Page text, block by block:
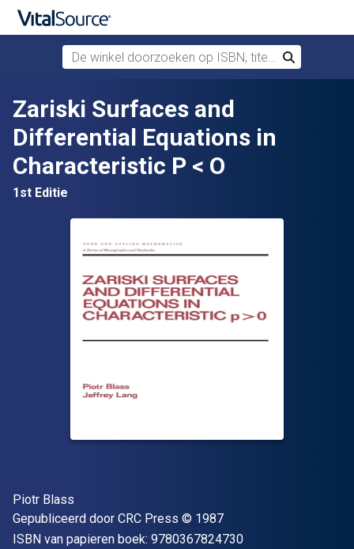
Verdergaan naar belangrijkste inhoud
De winkel doorzoeken op ISBN, titel of auteur
Zoek
Zariski Surfaces and
Differential Equations in
Characteristic P < O
1st Editie
Auteur(s)
Piotr Blass
Uitgever
Gepubliceerd door CRC Press Copyright
© 1987
ISBN van papieren boek: 9780367824730"ISBN-13